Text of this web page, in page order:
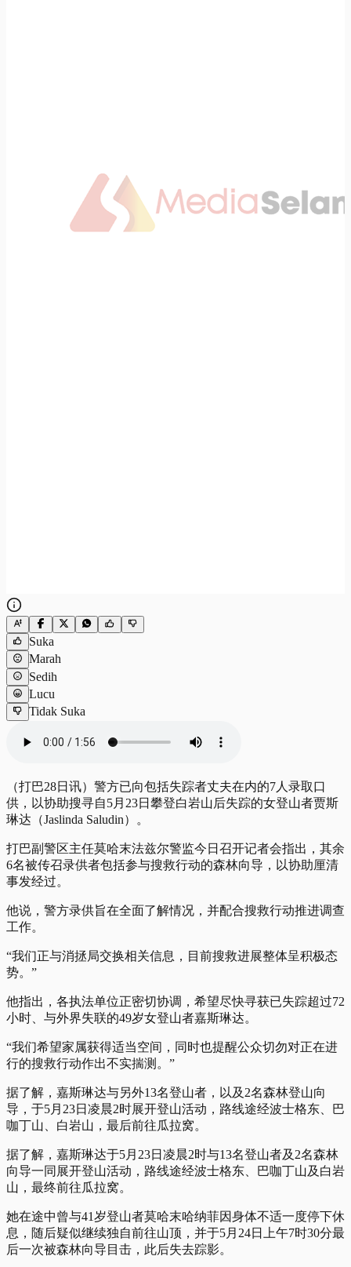
Suka
Marah
Sedih
Lucu
Tidak Suka
（打巴28日讯）警方已向包括失踪者丈夫在内的7人录取口
供，以协助搜寻自5月23日攀登白岩山后失踪的女登山者贾斯
琳达（Jaslinda Saludin）。
打巴副警区主任莫哈末法兹尔警监今日召开记者会指出，其余
6名被传召录供者包括参与搜救行动的森林向导，以协助厘清
事发经过。
他说，警方录供旨在全面了解情况，并配合搜救行动推进调查
工作。
“我们正与消拯局交换相关信息，目前搜救进展整体呈积极态
势。”
他指出，各执法单位正密切协调，希望尽快寻获已失踪超过72
小时、与外界失联的49岁女登山者嘉斯琳达。
“我们希望家属获得适当空间，同时也提醒公众切勿对正在进
行的搜救行动作出不实揣测。”
据了解，嘉斯琳达与另外13名登山者，以及2名森林登山向
导，于5月23日凌晨2时展开登山活动，路线途经波士格东、巴
咖丁山、白岩山，最后前往瓜拉窝。
据了解，嘉斯琳达于5月23日凌晨2时与13名登山者及2名森林
向导一同展开登山活动，路线途经波士格东、巴咖丁山及白岩
山，最终前往瓜拉窝。
她在途中曾与41岁登山者莫哈末哈纳菲因身体不适一度停下休
息，随后疑似继续独自前往山顶，并于5月24日上午7时30分最
后一次被森林向导目击，此后失去踪影。